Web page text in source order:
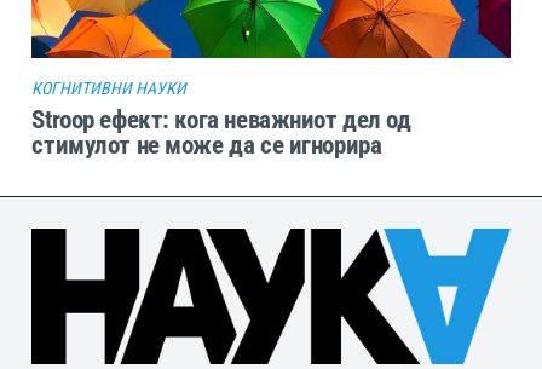
КОГНИТИВНИ НАУКИ
Stroop ефект: кога неважниот дел од
стимулот не може да се игнорира